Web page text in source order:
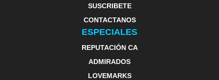
SUSCRIBETE
CONTACTANOS
ESPECIALES
REPUTACIÓN CA
ADMIRADOS
LOVEMARKS